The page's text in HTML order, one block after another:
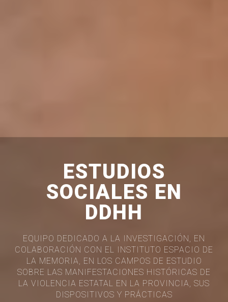
ESTUDIOS
SOCIALES EN
DDHH
EQUIPO DEDICADO A LA INVESTIGACIÓN, EN
COLABORACIÓN CON EL INSTITUTO ESPACIO DE
LA MEMORIA, EN LOS CAMPOS DE ESTUDIO
SOBRE LAS MANIFESTACIONES HISTÓRICAS DE
LA VIOLENCIA ESTATAL EN LA PROVINCIA, SUS
DISPOSITIVOS Y PRÁCTICAS